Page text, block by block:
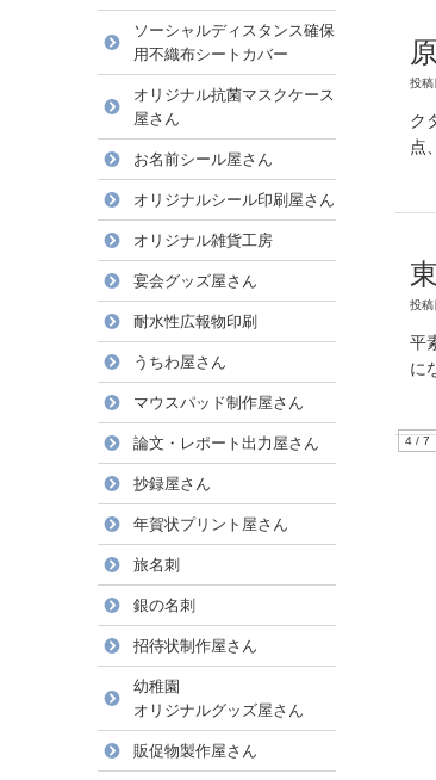
投稿
ク
点
投稿
平
に
4 / 7
ソーシャルディスタンス確保
用不織布シートカバー
オリジナル抗菌マスクケース
屋さん
お名前シール屋さん
オリジナルシール印刷屋さん
オリジナル雑貨工房
宴会グッズ屋さん
耐水性広報物印刷
うちわ屋さん
マウスパッド制作屋さん
論文・レポート出力屋さん
抄録屋さん
年賀状プリント屋さん
旅名刺
銀の名刺
招待状制作屋さん
幼稚園
オリジナルグッズ屋さん
販促物製作屋さん